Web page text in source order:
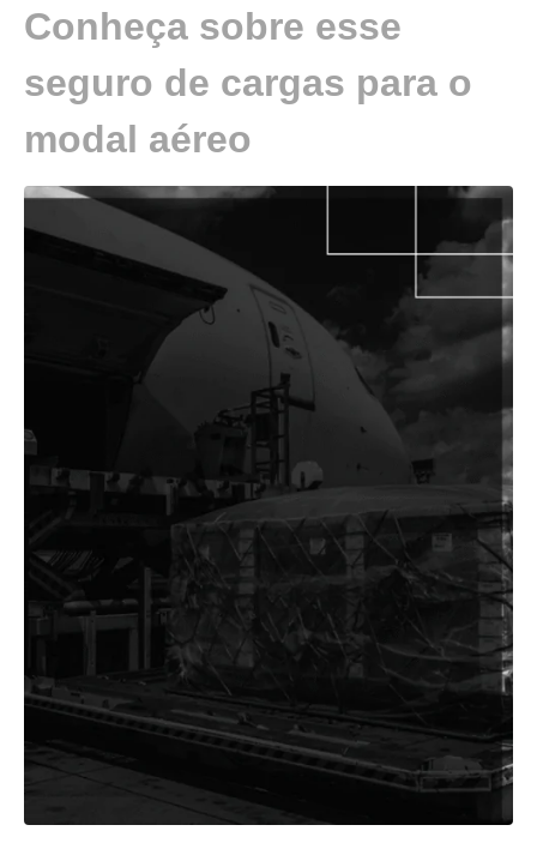
Conheça sobre esse
seguro de cargas para o
modal aéreo